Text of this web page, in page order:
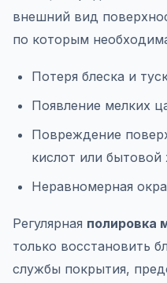
внешний вид
по которым
Потеря блеска и
Появление мелких
Повреждение
кислот или бытовой
Неравномерная
Регулярная полировка
только восстановить
службы покрытия,